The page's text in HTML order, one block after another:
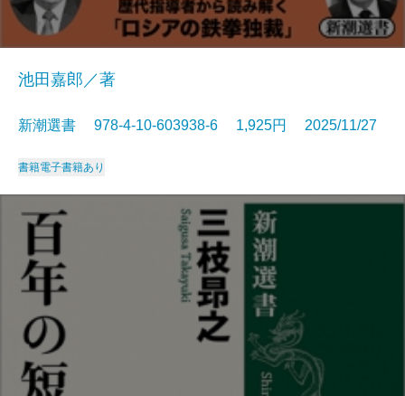
池田嘉郎／著
新潮選書 978-4-10-603938-6 1,925円 2025/11/27
書籍電子書籍あり